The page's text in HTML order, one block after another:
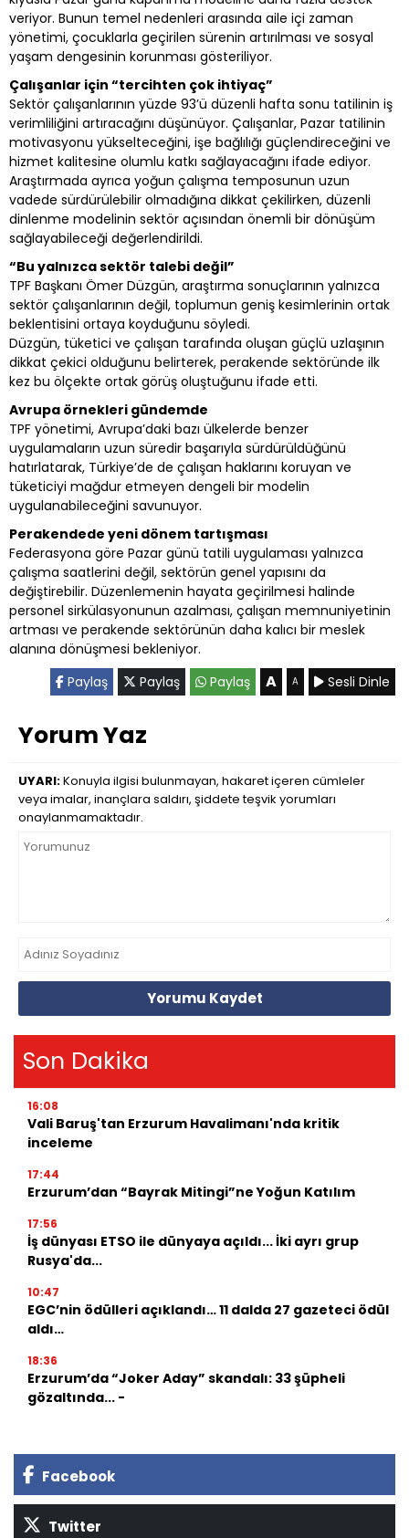
veriyor. Bunun temel nedenleri arasında aile içi zaman
yönetimi, çocuklarla geçirilen sürenin artırılması ve sosyal
yaşam dengesinin korunması gösteriliyor.
Çalışanlar için “tercihten çok ihtiyaç”
Sektör çalışanlarının yüzde 93’ü düzenli hafta sonu tatilinin iş
verimliliğini artıracağını düşünüyor. Çalışanlar, Pazar tatilinin
motivasyonu yükselteceğini, işe bağlılığı güçlendireceğini ve
hizmet kalitesine olumlu katkı sağlayacağını ifade ediyor.
Araştırmada ayrıca yoğun çalışma temposunun uzun
vadede sürdürülebilir olmadığına dikkat çekilirken, düzenli
dinlenme modelinin sektör açısından önemli bir dönüşüm
sağlayabileceği değerlendirildi.
“Bu yalnızca sektör talebi değil”
TPF Başkanı Ömer Düzgün, araştırma sonuçlarının yalnızca
sektör çalışanlarının değil, toplumun geniş kesimlerinin ortak
beklentisini ortaya koyduğunu söyledi.
Düzgün, tüketici ve çalışan tarafında oluşan güçlü uzlaşının
dikkat çekici olduğunu belirterek, perakende sektöründe ilk
kez bu ölçekte ortak görüş oluştuğunu ifade etti.
Avrupa örnekleri gündemde
TPF yönetimi, Avrupa’daki bazı ülkelerde benzer
uygulamaların uzun süredir başarıyla sürdürüldüğünü
hatırlatarak, Türkiye’de de çalışan haklarını koruyan ve
tüketiciyi mağdur etmeyen dengeli bir modelin
uygulanabileceğini savunuyor.
Perakendede yeni dönem tartışması
Federasyona göre Pazar günü tatili uygulaması yalnızca
çalışma saatlerini değil, sektörün genel yapısını da
değiştirebilir. Düzenlemenin hayata geçirilmesi halinde
personel sirkülasyonunun azalması, çalışan memnuniyetinin
artması ve perakende sektörünün daha kalıcı bir meslek
alanına dönüşmesi bekleniyor.
Paylaş
Paylaş Paylaş A A Sesli Dinle
Yorum Yaz
UYARI:Konuyla ilgisi bulunmayan, hakaret içeren cümleler
veya imalar, inançlara saldırı, şiddete teşvik yorumları
onaylanmamaktadır.
Yorumu Kaydet
Son Dakika
16:08
Vali Baruş'tan Erzurum Havalimanı'nda kritik
inceleme
17:44
Erzurum’dan “Bayrak Mitingi”ne Yoğun Katılım
17:56
İş dünyası ETSO ile dünyaya açıldı... İki ayrı grup
Rusya'da...
10:47
EGC’nin ödülleri açıklandı… 11 dalda 27 gazeteci ödül
aldı…
18:36
Erzurum’da “Joker Aday” skandalı: 33 şüpheli
gözaltında... -
Facebook
Twitter